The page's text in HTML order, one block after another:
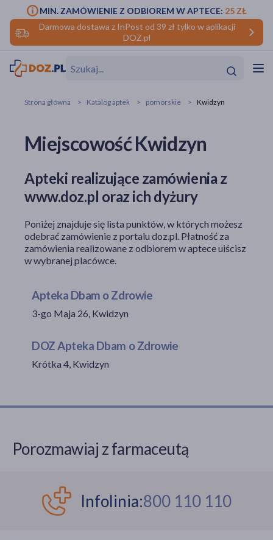
Darmowa dostawa z InPost od 39 zł tylko w aplikacji
DOZ.pl
MIN. ZAMÓWIENIE Z ODBIOREM W APTECE: 25 ZŁ
makijażu
Strona główna Katalog aptek pomorskie Kwidzyn
Miejscowość Kwidzyn
Apteki realizujące zamówienia z
www.doz.pl oraz ich dyżury
Poniżej znajduje się lista punktów, w których możesz
odebrać zamówienie z portalu doz.pl. Płatność za
zamówienia realizowane z odbiorem w aptece uiścisz
w wybranej placówce.
Apteka Dbam o Zdrowie
3-go Maja 26, Kwidzyn
DOZ Apteka Dbam o Zdrowie
Krótka 4, Kwidzyn
Porozmawiaj z farmaceutą
Infolinia:800 110 110